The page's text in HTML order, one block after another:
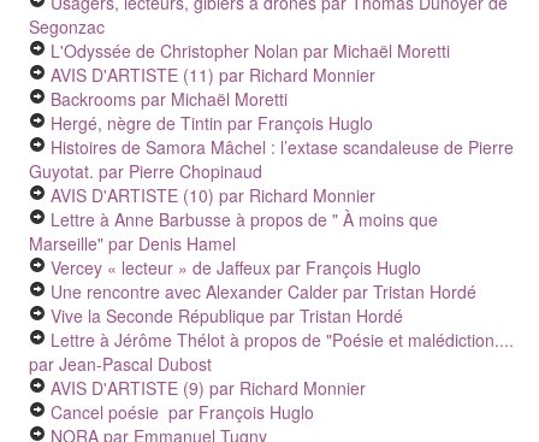
Segonzac
L'Odyssée de Christopher Nolan par Michaël Moretti
AVIS D'ARTISTE (11) par Richard Monnier
Backrooms par Michaël Moretti
Hergé, nègre de Tintin par François Huglo
Histoires de Samora Mâchel : l’extase scandaleuse de Pierre
Guyotat. par Pierre Chopinaud
AVIS D'ARTISTE (10) par Richard Monnier
Lettre à Anne Barbusse à propos de " À moins que
Marseille" par Denis Hamel
Vercey « lecteur » de Jaffeux par François Huglo
Une rencontre avec Alexander Calder par Tristan Hordé
Vive la Seconde République par Tristan Hordé
Lettre à Jérôme Thélot à propos de "Poésie et malédiction....
par Jean-Pascal Dubost
AVIS D'ARTISTE (9) par Richard Monnier
Cancel poésie par François Huglo
NORA par Emmanuel Tugny